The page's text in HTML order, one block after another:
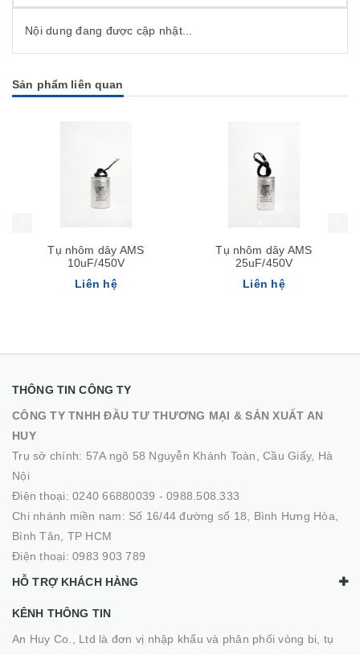
Nội dung đang được cập nhật...
Sản phẩm liên quan
Tụ nhôm dây AMS
10uF/450V
Liên hệ
Tụ nhôm dây AMS
25uF/450V
Liên hệ
THÔNG TIN CÔNG TY
CÔNG TY TNHH ĐẦU TƯ THƯƠNG MẠI & SẢN XUẤT AN
HUY
Trụ sở chính: 57A ngõ 58 Nguyễn Khánh Toàn, Cầu Giấy, Hà
Nội
Điện thoại: 0240 66880039 - 0988.508.333
Chi nhánh miền nam: Số 16/44 đường số 18, Bình Hưng Hòa,
Bình Tân, TP HCM
Điện thoại: 0983 903 789
HỖ TRỢ KHÁCH HÀNG
KÊNH THÔNG TIN
An Huy Co., Ltd là đơn vị nhập khẩu và phân phối vòng bi, tụ